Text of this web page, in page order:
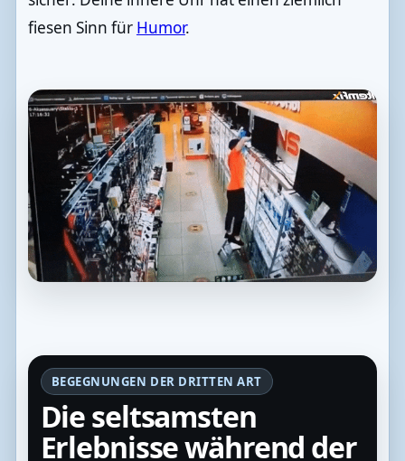
fiesen Sinn für Humor.
BEGEGNUNGEN DER DRITTEN ART
Die seltsamsten
Erlebnisse während der